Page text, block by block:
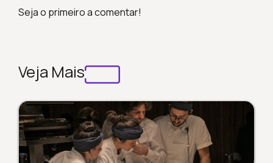
Seja o primeiro a comentar!
Veja Mais